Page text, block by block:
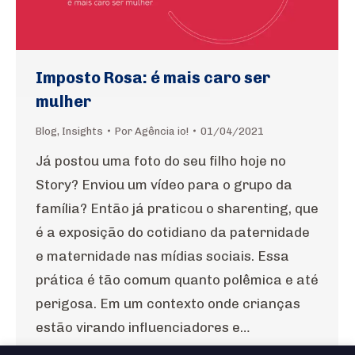
Imposto Rosa: é mais caro ser
mulher
Blog, Insights Por Agência io! 01/04/2021
Já postou uma foto do seu filho hoje no
Story? Enviou um vídeo para o grupo da
família? Então já praticou o sharenting, que
é a exposição do cotidiano da paternidade
e maternidade nas mídias sociais. Essa
prática é tão comum quanto polêmica e até
perigosa. Em um contexto onde crianças
estão virando influenciadores e…